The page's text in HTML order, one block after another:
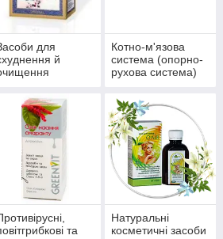
для
й
Котно-м'язова
система (опорно-
рухова система)
та
Натуральні
косметичні засоби